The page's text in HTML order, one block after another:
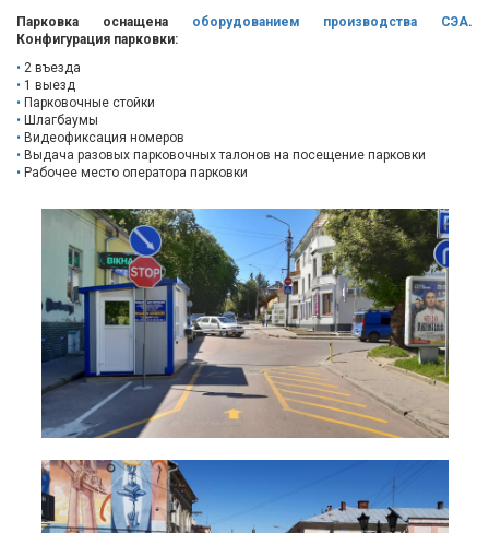
Парковка оснащена оборудованием производства СЭА.
Конфигурация парковки:
2 въезда
1 выезд
Парковочные стойки
Шлагбаумы
Видеофиксация номеров
Выдача разовых парковочных талонов на посещение парковки
Рабочее место оператора парковки